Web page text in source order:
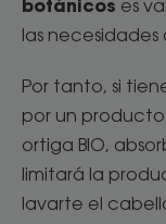
botánicos es
las
Por tanto, si
por un
ortiga BIO,
limitará la
lavarte el